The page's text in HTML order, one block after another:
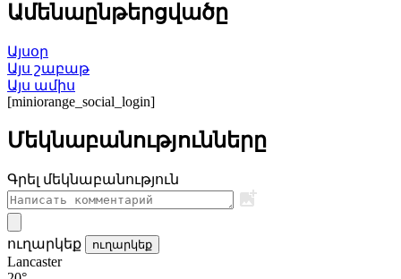
Ամենաընթերցվածը
Այսօր
Այս շաբաթ
Այս ամիս
[miniorange_social_login]
Մեկնաբանությունները
Գրել մեկնաբանություն
ուղարկեք ուղարկեք
Lancaster